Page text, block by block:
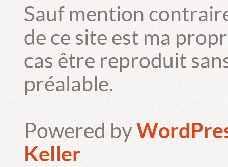
Sauf mention
de ce site est ma
cas être reproduit
préalable.
Powered by
Keller